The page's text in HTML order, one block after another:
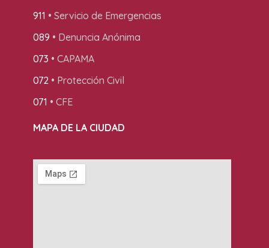
911 • Servicio de Emergencias
089 • Denuncia Anónima
073 • CAPAMA
072• Protección Civil
071 • CFE
MAPA DE LA CIUDAD